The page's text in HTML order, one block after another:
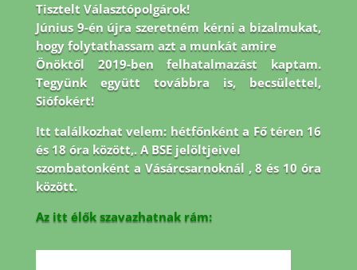
Tisztelt Választópolgárok!
Június 9-én újra szeretném kérni a bizalmukat,
hogy folytathassam azt a munkát amire
Önöktől 2019-ben felhatalmazást kaptam.
Tegyünk együtt továbbra is, becsülettel,
Siófokért!
Itt találkozhat velem: hétfőnként a Fő téren 16
és 18 óra között,. A BSE jelöltjeivel
szombatonként a Vásárcsarnoknál , 8 és 10 óra
között.
Az itt élők szavazhatnak rám: